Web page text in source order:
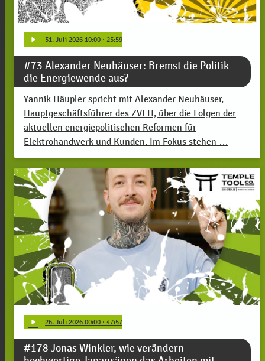
play_arrow 31. Juli 2026 10:00 · 25:59
#73 Alexander Neuhäuser: Bremst die Politik
die Energiewende aus?
Yannik Häupler spricht mit Alexander Neuhäuser,
Hauptgeschäftsführer des ZVEH, über die Folgen der
aktuellen energiepolitischen Reformen für
Elektrohandwerk und Kunden. Im Fokus stehen …
play_arrow 26. Juli 2026 00:00 · 47:57
#178 Jonas Winkler, wie verändern